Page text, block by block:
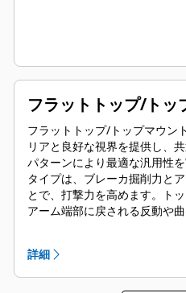
フラットトップ/トッ
フラットトップ/トップマウン
リアと良好な視界を提供し、
パターンにより最適な汎用性
タイプは、ブレーカ掘削力と
とで、打撃力を高めます。ト
アーム端部に戻される反動や
す。
詳細